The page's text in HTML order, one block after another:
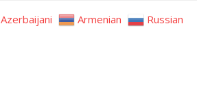
Azerbaijani Armenian Russian